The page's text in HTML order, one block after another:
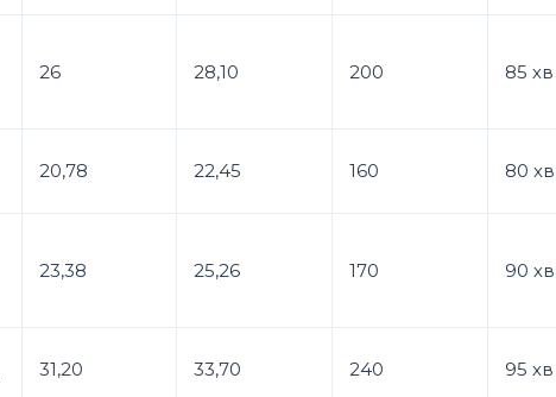
26 28,10 200 85 хв
20,78 22,45 160 80 хв
23,38 25,26 170 90 хв
31,20 33,70 240 95 хв